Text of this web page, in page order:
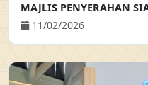
11/02/2026